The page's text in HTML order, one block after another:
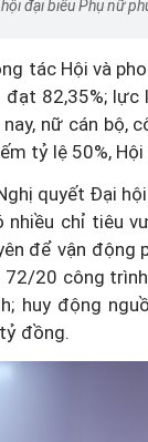
đại biểu Phụ nữ
tác Hội và
82,35%;
nữ cán bộ,
tỷ lệ 50%,
quyết Đại
chỉ tiêu
để vận động
72/20 công
huy động
đồng.